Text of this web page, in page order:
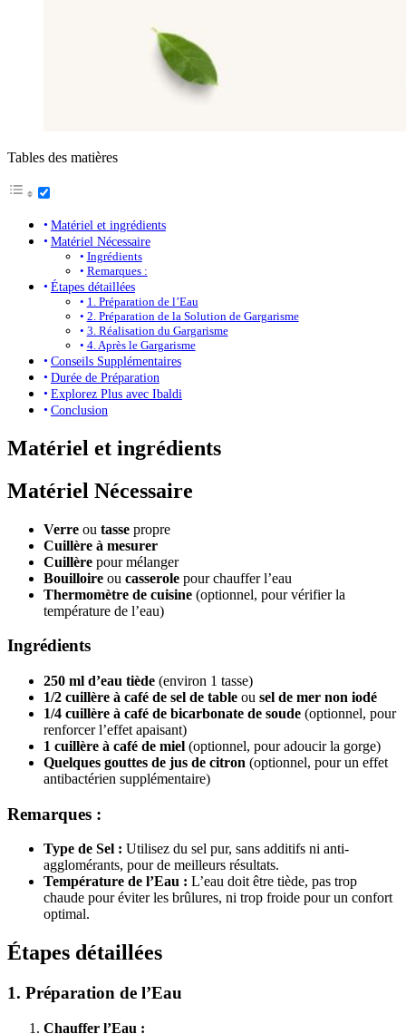
Tables des matières
Matériel et ingrédients
Matériel Nécessaire
Ingrédients
Remarques :
Étapes détaillées
1. Préparation de l’Eau
2. Préparation de la Solution de Gargarisme
3. Réalisation du Gargarisme
4. Après le Gargarisme
Conseils Supplémentaires
Durée de Préparation
Explorez Plus avec Ibaldi
Conclusion
Matériel et ingrédients
Matériel Nécessaire
Verre ou tasse propre
Cuillère à mesurer
Cuillère pour mélanger
Bouilloire ou casserole pour chauffer l’eau
Thermomètre de cuisine (optionnel, pour vérifier la
température de l’eau)
Ingrédients
250 ml d’eau tiède (environ 1 tasse)
1/2 cuillère à café de sel de table ou sel de mer non iodé
1/4 cuillère à café de bicarbonate de soude (optionnel, pour
renforcer l’effet apaisant)
1 cuillère à café de miel (optionnel, pour adoucir la gorge)
Quelques gouttes de jus de citron (optionnel, pour un effet
antibactérien supplémentaire)
Remarques :
Type de Sel : Utilisez du sel pur, sans additifs ni anti-
agglomérants, pour de meilleurs résultats.
Température de l’Eau : L’eau doit être tiède, pas trop
chaude pour éviter les brûlures, ni trop froide pour un confort
optimal.
Étapes détaillées
1. Préparation de l’Eau
Chauffer l’Eau :